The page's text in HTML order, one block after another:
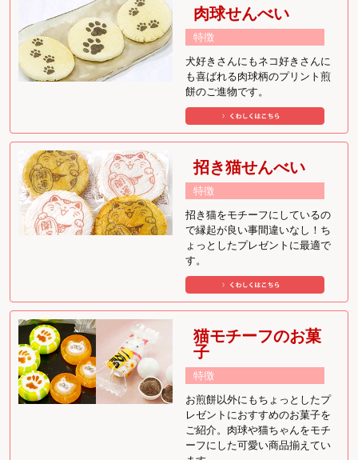
肉球せんべい
特徴
犬好きさんにもネコ好きさんに
も喜ばれる肉球柄のプリント煎
餅のご進物です。
招き猫せんべい
特徴
招き猫をモチーフにしているの
で縁起が良い事間違いなし！ち
ょっとしたプレゼントに最適で
す。
猫モチーフのお菓
子
特徴
お煎餅以外にもちょっとしたプ
レゼントにおすすめのお菓子を
ご紹介。肉球や猫ちゃんをモチ
ーフにした可愛い商品揃えてい